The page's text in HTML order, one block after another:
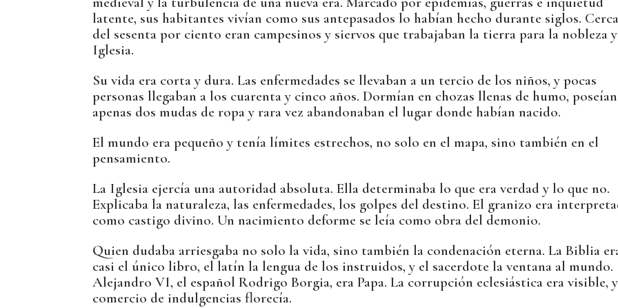
latente, sus habitantes vivían como sus antepasados lo habían hecho durante siglos. Cerca
del sesenta por ciento eran campesinos y siervos que trabajaban la tierra para la nobleza
Iglesia.
Su vida era corta y dura. Las enfermedades se llevaban a un tercio de los niños, y pocas
personas llegaban a los cuarenta y cinco años. Dormían en chozas llenas de humo, poseían
apenas dos mudas de ropa y rara vez abandonaban el lugar donde habían nacido.
El mundo era pequeño y tenía límites estrechos, no solo en el mapa, sino también en el
pensamiento.
La Iglesia ejercía una autoridad absoluta. Ella determinaba lo que era verdad y lo que no.
Explicaba la naturaleza, las enfermedades, los golpes del destino. El granizo era
como castigo divino. Un nacimiento deforme se leía como obra del demonio.
Quien dudaba arriesgaba no solo la vida, sino también la condenación eterna. La Biblia
casi el único libro, el latín la lengua de los instruidos, y el sacerdote la ventana al mundo.
Alejandro VI, el español Rodrigo Borgia, era Papa. La corrupción eclesiástica era visible,
comercio de indulgencias florecía.